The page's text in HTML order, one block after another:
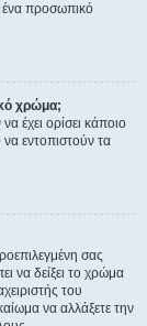
ένα προσωπικό
χρώμα;
έχει ορίσει κάποιο
εντοπιστούν τα
σας
να δείξει το χρώμα
του
να αλλάξετε την